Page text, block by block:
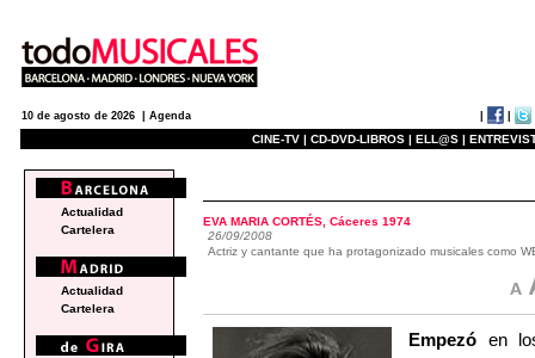
10 de agosto de 2026 | Agenda
CINE-TV | CD-DVD-LIBROS | ELL@S |
EVA MARIA CORTÉS, Cáceres 1974
26/09/2008
Actriz y cantante que ha protagonizado musicales como
Empezó en
Actualidad
Cartelera
Actualidad
Cartelera